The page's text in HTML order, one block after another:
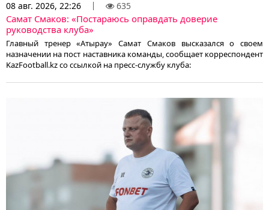
08 авг. 2026, 22:26 635
Самат Смаков: «Постараюсь оправдать доверие
руководства клуба»
Главный тренер «Атырау» Самат Смаков высказался о своем
назначении на пост наставника команды, сообщает корреспондент
KazFootball.kz со ссылкой на пресс-службу клуба: